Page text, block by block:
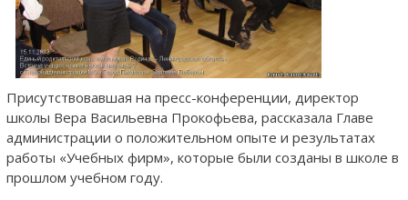
Присутствовавшая на пресс-конференции, директор
школы Вера Васильевна Прокофьева, рассказала Главе
администрации о положительном опыте и результатах
работы «Учебных фирм», которые были созданы в школе в
прошлом учебном году.